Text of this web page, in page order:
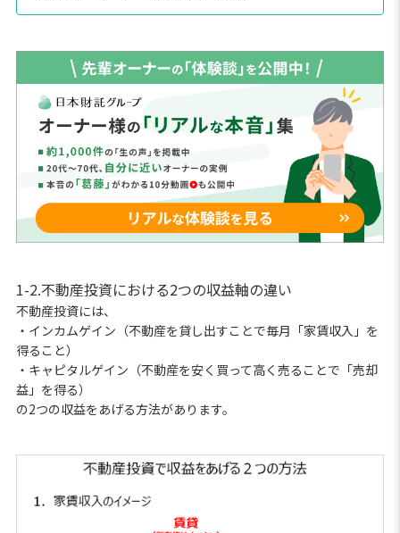
1-2.不動産投資における2つの収益軸の違い
不動産投資には、
・インカムゲイン（不動産を貸し出すことで毎月「家賃収入」を
得ること）
・キャピタルゲイン（不動産を安く買って高く売ることで「売却
益」を得る）
の2つの収益をあげる方法があります。